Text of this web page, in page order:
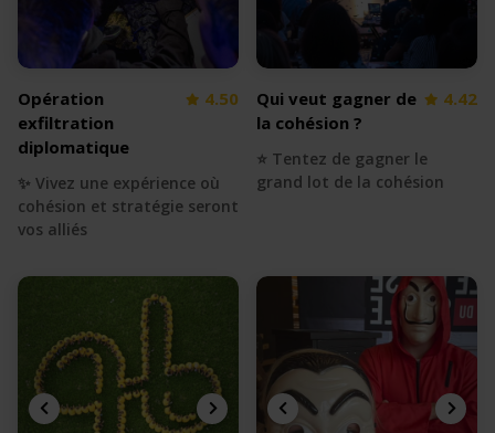
Opération
exfiltration
diplomatique
4.50
✨ Vivez une expérience où
cohésion et stratégie seront
vos alliés
Qui veut gagner de
la cohésion ?
4.42
⭐️ Tentez de gagner le
grand lot de la cohésion